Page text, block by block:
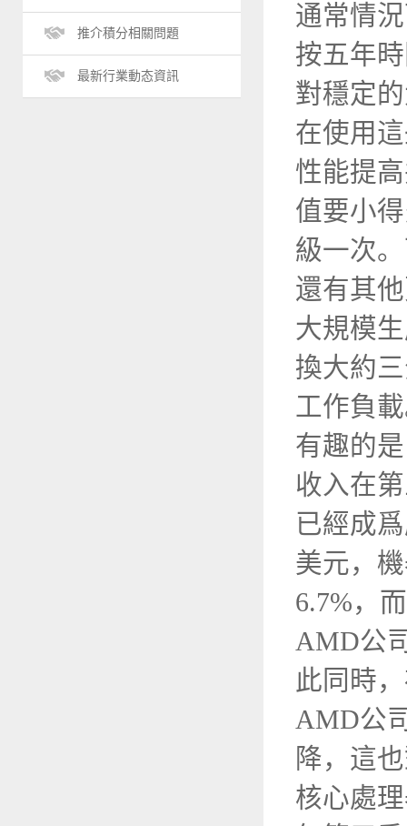
推介積分相關問題
最新行業動态資訊
通常情
按五年
對穩定
在使用
性能提
值要小
級一次
還有其
大規模
換大約
工作負
有趣的
收入在
已經成
美元，
6.7%，
AMD公
此同時
AMD公
降，這
核心處